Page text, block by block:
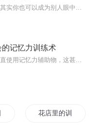
记忆力训练术
存训练 花店里的训练师